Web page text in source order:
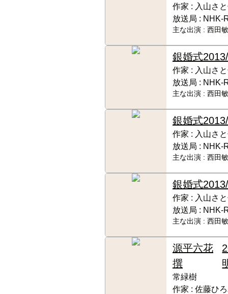
作家 : 入山さ
放送局 :
主な出演 : 西田
銀婚式
作家 : 入山さ
放送局 :
主な出演 : 西田
銀婚式
作家 : 入山さ
放送局 :
主な出演 : 西田
銀婚式
作家 : 入山さ
放送局 :
主な出演 : 西田
源平六花
撰
常緑樹
作家 : 佐藤ひ